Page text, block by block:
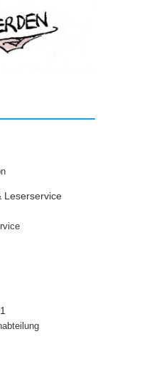
Leserservice